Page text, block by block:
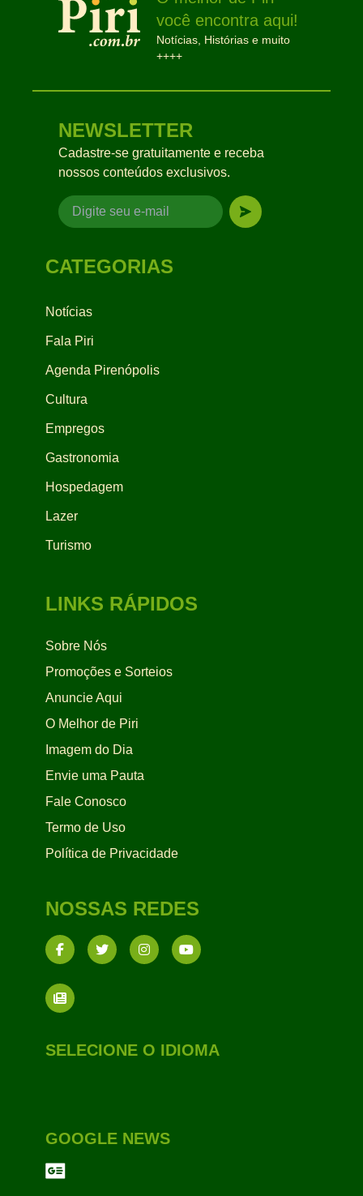
você encontra aqui!
Notícias, Histórias e muito
++++
NEWSLETTER
Cadastre-se gratuitamente e receba
nossos conteúdos exclusivos.
CATEGORIAS
Notícias
Fala Piri
Agenda Pirenópolis
Cultura
Empregos
Gastronomia
Hospedagem
Lazer
Turismo
LINKS RÁPIDOS
Sobre Nós
Promoções e Sorteios
Anuncie Aqui
O Melhor de Piri
Imagem do Dia
Envie uma Pauta
Fale Conosco
Termo de Uso
Política de Privacidade
NOSSAS REDES
SELECIONE O IDIOMA
GOOGLE NEWS